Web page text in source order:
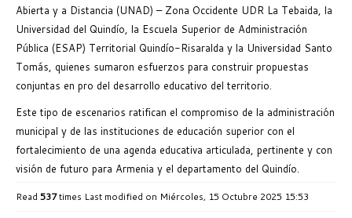
Abierta y a Distancia (UNAD) – Zona Occidente UDR La Tebaida, la
Universidad del Quindío, la Escuela Superior de Administración
Pública (ESAP) Territorial Quindío-Risaralda y la Universidad Santo
Tomás, quienes sumaron esfuerzos para construir propuestas
conjuntas en pro del desarrollo educativo del territorio.
Este tipo de escenarios ratifican el compromiso de la administración
municipal y de las instituciones de educación superior con el
fortalecimiento de una agenda educativa articulada, pertinente y con
visión de futuro para Armenia y el departamento del Quindío.
Read 537times Last modified on Miércoles, 15 Octubre 2025 15:53